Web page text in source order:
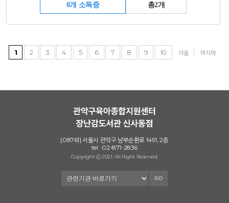
0개 소독중 총2개
1 2 3 4 5 6 7 8 9 10 다음 마지막
[08761] 서울시 관악구 남부순환로 1491, 2층
tel : 02-871-2836
Copyright ⓒ 2021. All Right Reserved.
GO